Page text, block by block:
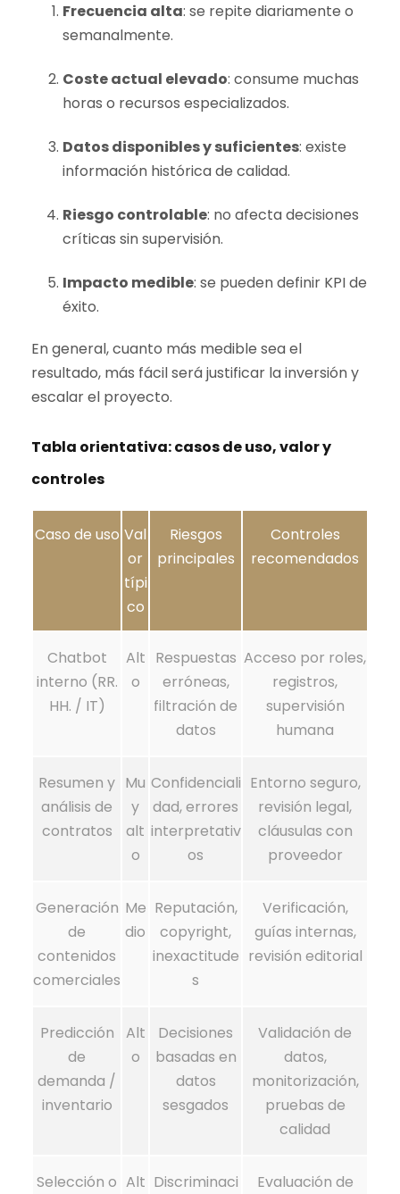
Frecuencia alta: se repite diariamente o
semanalmente.
Coste actual elevado: consume muchas
horas o recursos especializados.
Datos disponibles y suficientes: existe
información histórica de calidad.
Riesgo controlable: no afecta decisiones
críticas sin supervisión.
Impacto medible: se pueden definir KPI de
éxito.
En general, cuanto más medible sea el
resultado, más fácil será justificar la inversión y
escalar el proyecto.
Tabla orientativa: casos de uso, valor y
controles
Caso de uso Val
or
típi
co
Riesgos
principales
Controles
recomendados
Chatbot
interno (RR.
HH. / IT)
Alt
o
Respuestas
erróneas,
filtración de
datos
Acceso por roles,
registros,
supervisión
humana
Resumen y
análisis de
contratos
Mu
y
alt
o
Confidenciali
dad, errores
interpretativ
os
Entorno seguro,
revisión legal,
cláusulas con
proveedor
Generación
de
contenidos
comerciales
Me
dio
Reputación,
copyright,
inexactitude
s
Verificación,
guías internas,
revisión editorial
Predicción
de
demanda /
inventario
Alt
o
Decisiones
basadas en
datos
sesgados
Validación de
datos,
monitorización,
pruebas de
calidad
Selección o Alt Discriminaci
Evaluación de